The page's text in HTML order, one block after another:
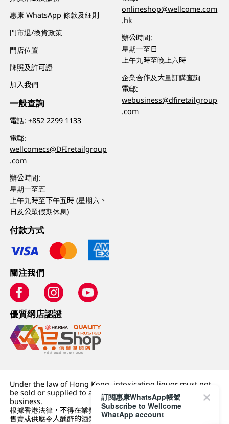
惠康 WhatsApp 條款及細則
門市退/換貨政策
門店位置
牌照及許可證
加入我們
一般查詢
電話:+852 2299 1133
電郵:
wellcomecs@DFIretailgroup
.com
辦公時間:
星期一至五
上午九時至下午五時 (星期六、
日及公眾假期休息)
onlineshop@wellcome.com
.hk
辦公時間:
星期一至日
上午九時至晚上六時
企業合作及大量訂購查詢
電郵:
webusiness@dfiretailgroup
.com
付款方式
關注我們
優質纲店認證
Under the law of Hong Kong, intoxicating liquor must not
be sold or supplied to a minor (under 18) in the course of
business.
根據香港法律，不得在業務過程中，向未成年人 (18 歲以下人士)
售賣或供應令人醺醉的酒類。
訂閱惠康WhatsApp帳號
Subscribe to Wellcome
WhatApp account